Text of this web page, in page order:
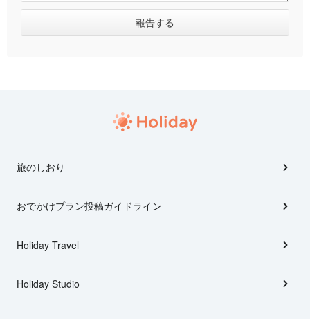
旅のしおり
おでかけプラン投稿ガイドライン
Holiday Travel
Holiday Studio